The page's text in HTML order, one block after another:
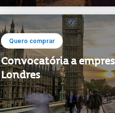
Quero comprar
Convocatória a
Londres